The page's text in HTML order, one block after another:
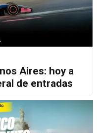
Aires: hoy a
de entradas